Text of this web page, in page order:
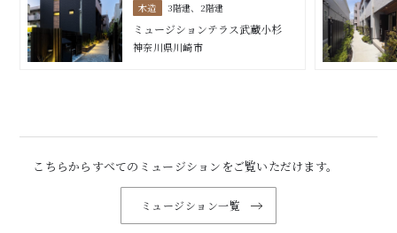
木造 3階建、2階建
ミュージションテラス武蔵小杉
神奈川県川崎市
こちらからすべてのミュージションをご覧いただけます。
ミュージション一覧